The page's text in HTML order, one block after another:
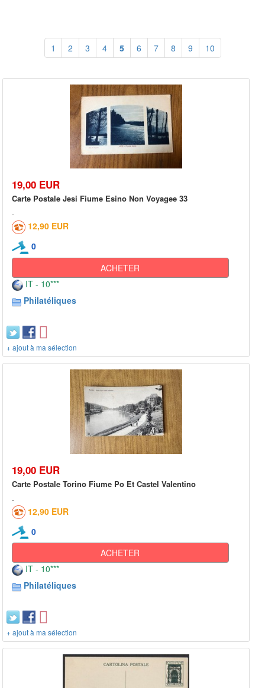
1 2 3 4 5 6 7 8 9 10
19,00 EUR
Carte Postale Jesi Fiume Esino Non Voyagee 33
12,90 EUR
0
ACHETER
IT - 10***
Philatéliques
+ ajout à ma sélection
19,00 EUR
Carte Postale Torino Fiume Po Et Castel Valentino
12,90 EUR
0
ACHETER
IT - 10***
Philatéliques
+ ajout à ma sélection